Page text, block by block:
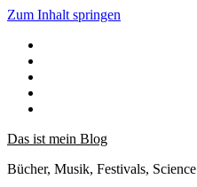
Zum Inhalt springen
Das ist mein Blog
Bücher, Musik, Festivals,